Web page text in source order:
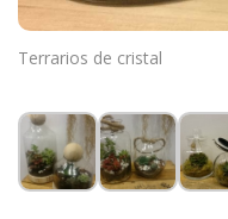
Terrarios de cristal